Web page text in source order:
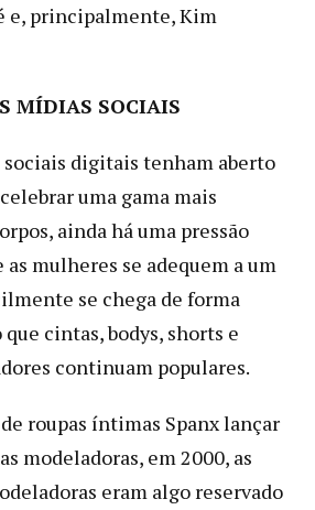
e, principalmente, Kim
MÍDIAS SOCIAIS
sociais digitais tenham aberto
uma gama mais
ainda há uma pressão
mulheres se adequem a um
se chega de forma
cintas, bodys, shorts e
continuam populares.
roupas íntimas Spanx lançar
modeladoras, em 2000, as
eram algo reservado